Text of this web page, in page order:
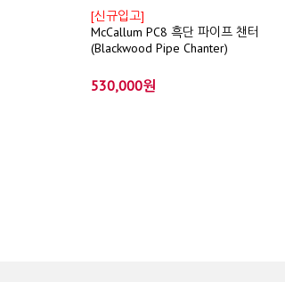
[신규입고]
McCallum PC8 흑단 파이프 챈터
(Blackwood Pipe Chanter)
530,000원